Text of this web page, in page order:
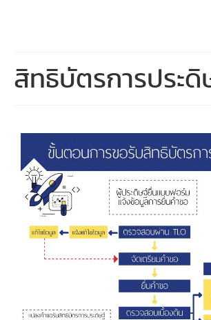
สิทธิบัตรการประ